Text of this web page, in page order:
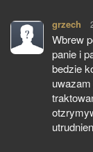
grzech
Wbrew
panie i
bedzie